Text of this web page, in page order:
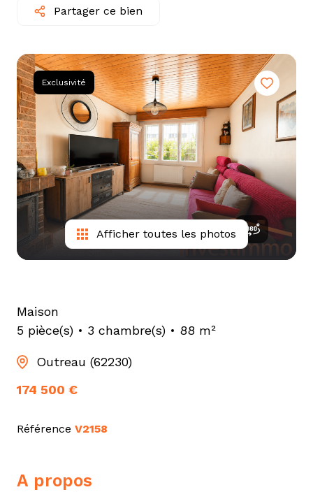
immo
tarif
estimation
Partager ce bien
Exclusivité
Afficher toutes les photos
Maison
5 pièce(s)
3 chambre(s) 88 m²
Outreau (62230)
174 500 €
Référence V2158
a propos